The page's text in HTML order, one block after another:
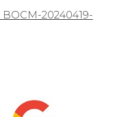
20240419-